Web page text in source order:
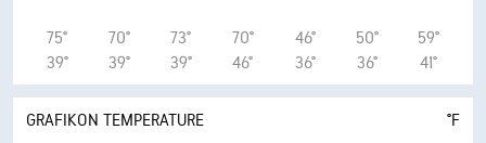
75°
39°
70°
39°
73°
39°
70°
46°
46°
36°
50°
36°
59°
41°
GRAFIKON TEMPERATURE °F